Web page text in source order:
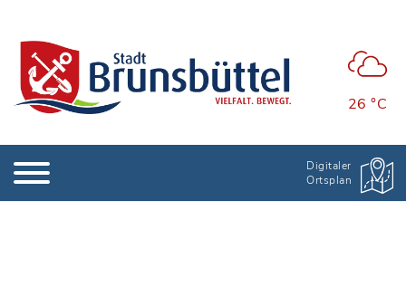
26 °C
Digitaler
Ortsplan